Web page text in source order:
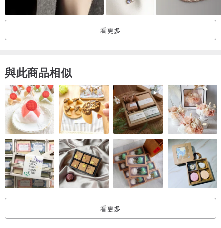
看更多
與此商品相似
看更多